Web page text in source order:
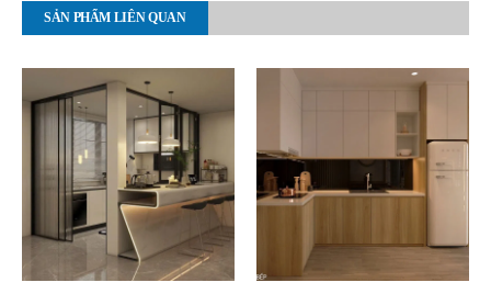
SẢN PHẨM LIÊN QUAN